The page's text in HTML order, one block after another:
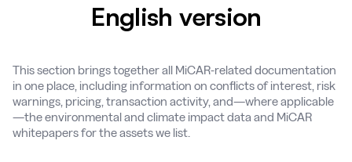
English version
This section brings together all MiCAR-related documentation
in one place, including information on conflicts of interest, risk
warnings, pricing, transaction activity, and—where applicable
—the environmental and climate impact data and MiCAR
whitepapers for the assets we list.